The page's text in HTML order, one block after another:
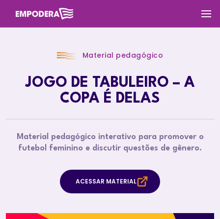
Material pedagógico
JOGO DE TABULEIRO – A
COPA É DELAS
Material pedagógico interativo para promover o
futebol feminino e discutir questões de gênero.
ACESSAR MATERIAL